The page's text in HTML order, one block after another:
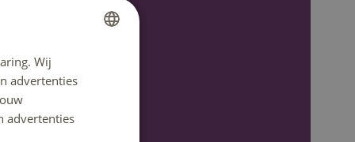
ENGLISH
Wij
advertenties
advertenties